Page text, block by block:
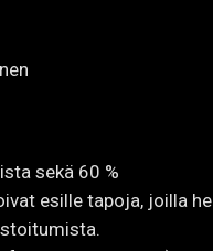
sekä 60 %
esille tapoja, joilla he